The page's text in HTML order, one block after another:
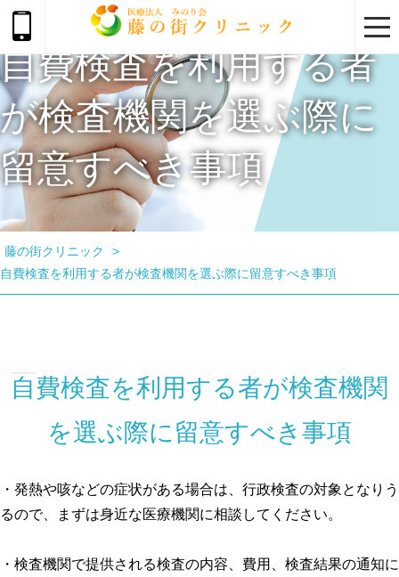
自費検査を利用する者
が検査機関を選ぶ際に
留意すべき事項
藤の街クリニック
>
自費検査を利用する者が検査機関を選ぶ際に留意すべき事項
自費検査を利用する者が検査機関
を選ぶ際に留意すべき事項
・発熱や咳などの症状がある場合は、行政検査の対象となりう
るので、まずは身近な医療機関に相談してください。
・検査機関で提供される検査の内容、費用、検査結果の通知に